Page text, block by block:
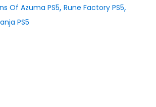
Of Azuma PS5, Rune Factory PS5,
PS5